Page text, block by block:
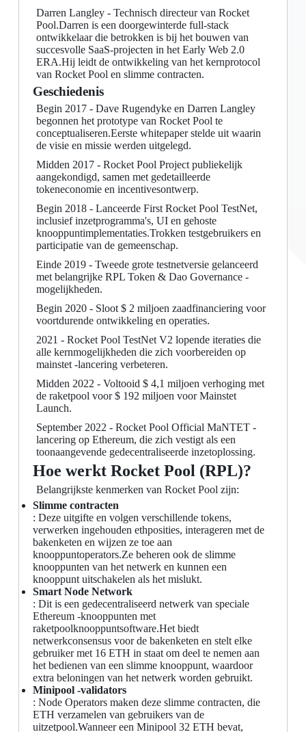
Darren Langley - Technisch directeur van Rocket
Pool.Darren is een doorgewinterde full-stack
ontwikkelaar die betrokken is bij het bouwen van
succesvolle SaaS-projecten in het Early Web 2.0
ERA.Hij leidt de ontwikkeling van het kernprotocol
van Rocket Pool en slimme contracten.
Geschiedenis
Begin 2017 - Dave Rugendyke en Darren Langley
begonnen het prototype van Rocket Pool te
conceptualiseren.Eerste whitepaper stelde uit waarin
de visie en missie werden uitgelegd.
Midden 2017 - Rocket Pool Project publiekelijk
aangekondigd, samen met gedetailleerde
tokeneconomie en incentivesontwerp.
Begin 2018 - Lanceerde First Rocket Pool TestNet,
inclusief inzetprogramma's, UI en gehoste
knooppuntimplementaties.Trokken testgebruikers en
participatie van de gemeenschap.
Einde 2019 - Tweede grote testnetversie gelanceerd
met belangrijke RPL Token & Dao Governance -
mogelijkheden.
Begin 2020 - Sloot $ 2 miljoen zaadfinanciering voor
voortdurende ontwikkeling en operaties.
2021 - Rocket Pool TestNet V2 lopende iteraties die
alle kernmogelijkheden die zich voorbereiden op
mainstet -lancering verbeteren.
Midden 2022 - Voltooid $ 4,1 miljoen verhoging met
de raketpool voor $ 192 miljoen voor Mainstet
Launch.
September 2022 - Rocket Pool Official MaNTET -
lancering op Ethereum, die zich vestigt als een
toonaangevende gedecentraliseerde inzetoplossing.
Hoe werkt Rocket Pool (RPL)?
Belangrijkste kenmerken van Rocket Pool zijn:
Slimme contracten
: Deze uitgifte en volgen verschillende tokens,
verwerken ingehouden ethposities, interageren met de
bakenketen en wijzen ze toe aan
knooppuntoperators.Ze beheren ook de slimme
knooppunten van het netwerk en kunnen een
knooppunt uitschakelen als het mislukt.
Smart Node Network
: Dit is een gedecentraliseerd netwerk van speciale
Ethereum -knooppunten met
raketpoolknooppuntsoftware.Het biedt
netwerkconsensus voor de bakenketen en stelt elke
gebruiker met 16 ETH in staat om deel te nemen aan
het bedienen van een slimme knooppunt, waardoor
extra beloningen van het netwerk worden gebruikt.
Minipool -validators
: Node Operators maken deze slimme contracten, die
ETH verzamelen van gebruikers van de
uitzetpool.Wanneer een Minipool 32 ETH bevat,